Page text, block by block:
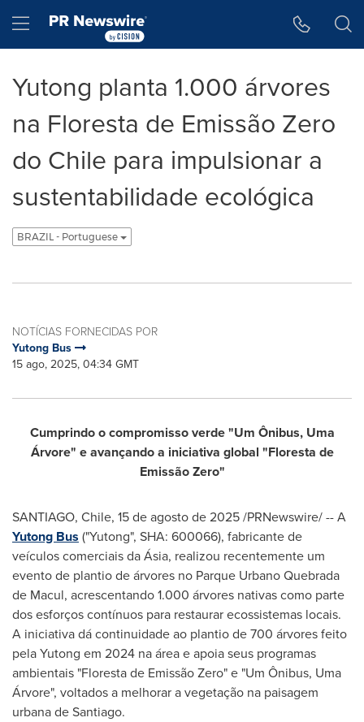
Hamburger menu
Yutong planta 1.000 árvores
na Floresta de Emissão Zero
do Chile para impulsionar a
sustentabilidade ecológica
BRAZIL - Portuguese
NOTÍCIAS FORNECIDAS POR
Yutong Bus
15 ago, 2025, 04:34 GMT
Cumprindo o compromisso verde "Um Ônibus, Uma
Árvore" e avançando a iniciativa global "Floresta de
Emissão Zero"
SANTIAGO, Chile, 15 de agosto de 2025/PRNewswire/ -- A
Yutong Bus ("Yutong", SHA: 600066), fabricante de
veículos comerciais da Ásia, realizou recentemente um
evento de plantio de árvores no Parque Urbano Quebrada
de Macul, acrescentando 1.000 árvores nativas como parte
dos esforços contínuos para restaurar ecossistemas locais.
A iniciativa dá continuidade ao plantio de 700 árvores feito
pela Yutong em 2024 na área e apoia seus programas
ambientais "Floresta de Emissão Zero" e "Um Ônibus, Uma
Árvore", voltados a melhorar a vegetação na paisagem
urbana deSantiago.